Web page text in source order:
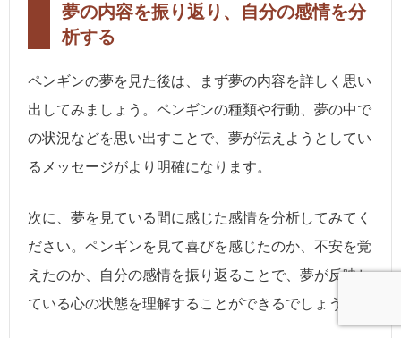
夢の内容を振り返り、自分の感情を分
析する
ペンギンの夢を見た後は、まず夢の内容を詳しく思い
出してみましょう。ペンギンの種類や行動、夢の中で
の状況などを思い出すことで、夢が伝えようとしてい
るメッセージがより明確になります。
次に、夢を見ている間に感じた感情を分析してみてく
ださい。ペンギンを見て喜びを感じたのか、不安を覚
えたのか、自分の感情を振り返ることで、夢が反映し
ている心の状態を理解することができるでしょう。